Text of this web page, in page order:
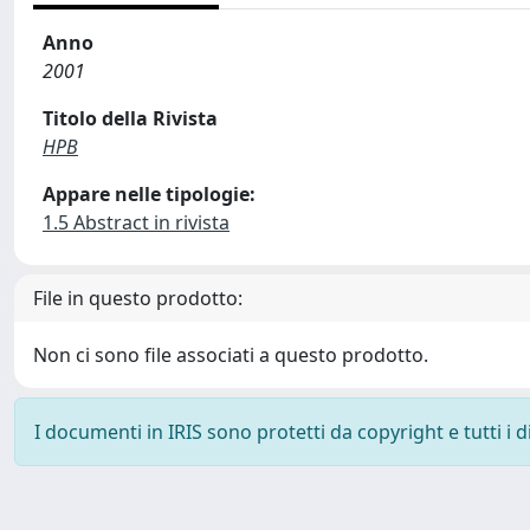
Anno
2001
Titolo della Rivista
HPB
Appare nelle tipologie:
1.5 Abstract in rivista
File in questo prodotto:
Non ci sono file associati a questo prodotto.
I documenti in IRIS sono protetti da copyright e tutti i